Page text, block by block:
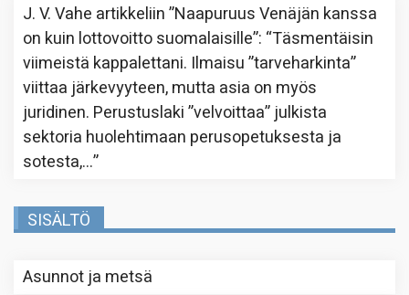
J. V. Vahe artikkeliin”Naapuruus Venäjän kanssa
on kuin lottovoitto suomalaisille”: “Täsmentäisin
viimeistä kappalettani. Ilmaisu ”tarveharkinta”
viittaa järkevyyteen, mutta asia on myös
juridinen. Perustuslaki ”velvoittaa” julkista
sektoria huolehtimaan perusopetuksesta ja
sotesta,…”
SISÄLTÖ
Asunnot ja metsä